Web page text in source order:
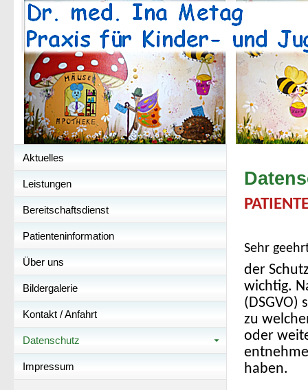
Aktuelles
Leistungen
Bereitschaftsdienst
Patienteninformation
Über uns
Bildergalerie
Kontakt / Anfahrt
Datenschutz
Impressum
Sehr
der
wichtig.
zu
oder
haben.